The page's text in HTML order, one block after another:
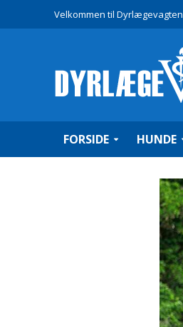
Velkommen til Dyrlægevagten
FORSIDE HUNDE